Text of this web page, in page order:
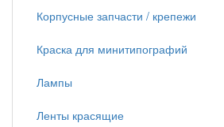
Корпусные запчасти / крепежи
Краска для минитипографий
Лампы
Ленты красящие